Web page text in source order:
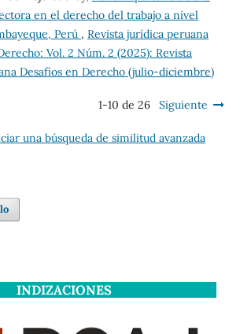
en el derecho del trabajo a nivel
Perú , Revista jurídica peruana
Vol. 2 Núm. 2 (2025): Revista
Desafíos en Derecho (julio-diciembre)
1-10 de 26 Siguiente
una búsqueda de similitud avanzada
INDIZACIONES